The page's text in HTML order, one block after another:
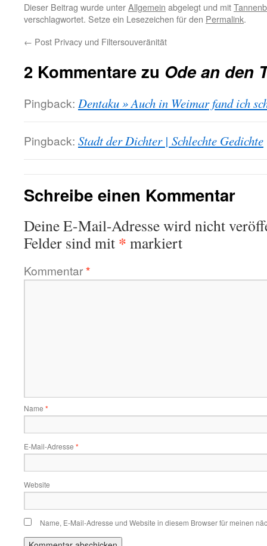
Dieser Beitrag wurde unterAllgemein abgelegt und mit
verschlagwortet. Setze ein Lesezeichen für den Permalink.
← Post Privacy und Filtersouveränität
2 Kommentare zu Ode an den
Pingback: Dentaku » Auch in Weimar fand ich
Pingback: Stadt der Dichter | Schlechte Gedichte
Schreibe einen Kommentar
Deine E-Mail-Adresse wird nicht
Felder sind mit * markiert
Kommentar*
Name *
E-Mail-Adresse *
Website
Name, E-Mail-Adresse und Website in diesem Browser für meinen